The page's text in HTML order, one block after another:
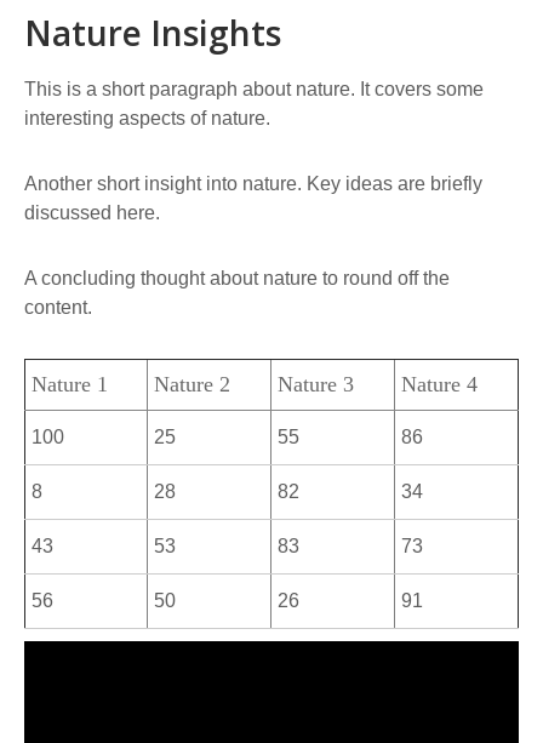
Nature Insights
This is a short paragraph about nature. It covers some
interesting aspects of nature.
Another short insight into nature. Key ideas are briefly
discussed here.
A concluding thought about nature to round off the
content.
Nature 1 Nature 2 Nature 3 Nature 4
100 25 55 86
8 28 82 34
43 53 83 73
56 50 26 91